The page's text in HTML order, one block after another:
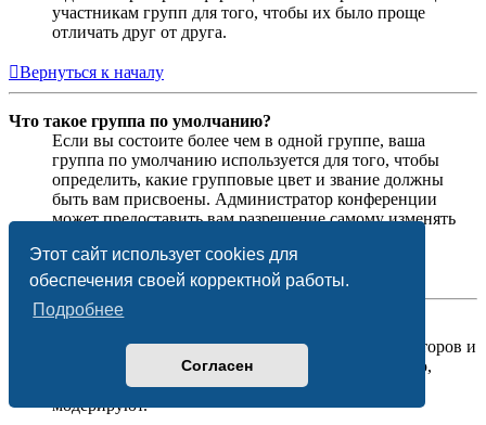
Этот сайт использует cookies для
обеспечения своей корректной работы.
Подробнее
Согласен
участникам групп для того, чтобы их было проще
отличать друг от друга.
Вернуться к началу
Что такое группа по умолчанию?
Если вы состоите более чем в одной группе, ваша
группа по умолчанию используется для того, чтобы
определить, какие групповые цвет и звание должны
быть вам присвоены. Администратор конференции
может предоставить вам разрешение самому изменять
Вернуться к началу
На этой странице вы найдёте список администраторов и
модераторов конференции и другую информацию,
такую как сведения о форумах, которые они
модерируют.